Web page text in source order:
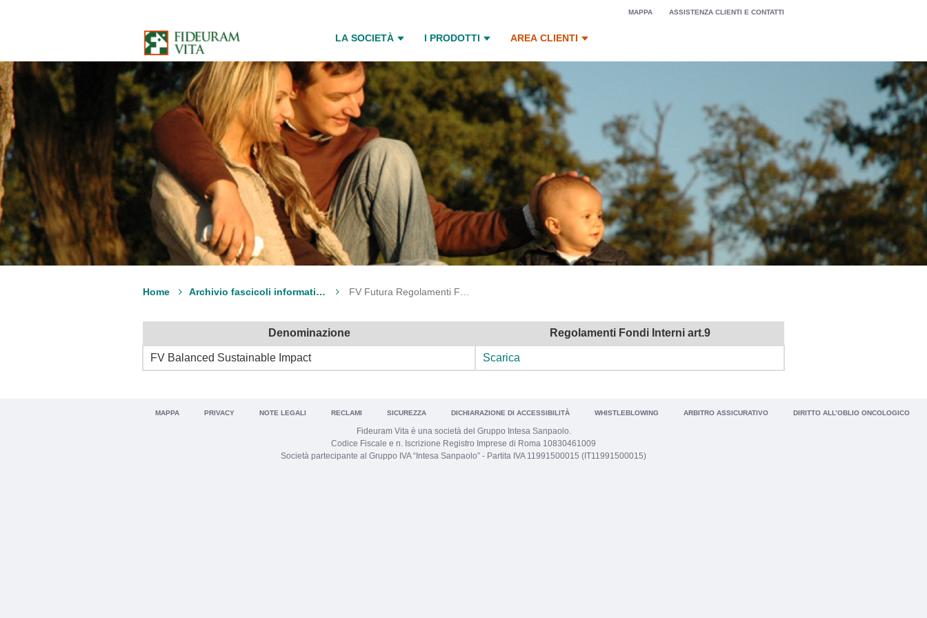
MAPPA ASSISTENZA CLIENTI E CONTATTI
LA SOCIETÀ I PRODOTTI AREA CLIENTI
Home Archivio fascicoli informativi e Regolamenti dei Fondi interni FV Futura Regolamenti Fondi Interni art.9 del Reg. UE 2019/2088 "SFDR"
Denominazione Regolamenti Fondi Interni art.9
FV Balanced Sustainable Impact Scarica
MAPPA PRIVACY NOTE LEGALI RECLAMI SICUREZZA DICHIARAZIONE DI ACCESSIBILITÀ WHISTLEBLOWING ARBITRO ASSICURATIVO DIRITTO ALL’OBLIO ONCOLOGICO
Fideuram Vita è una società del Gruppo Intesa Sanpaolo.
Codice Fiscale e n. Iscrizione Registro Imprese di Roma 10830461009
Società partecipante al Gruppo IVA “Intesa Sanpaolo” - Partita IVA 11991500015 (IT11991500015)